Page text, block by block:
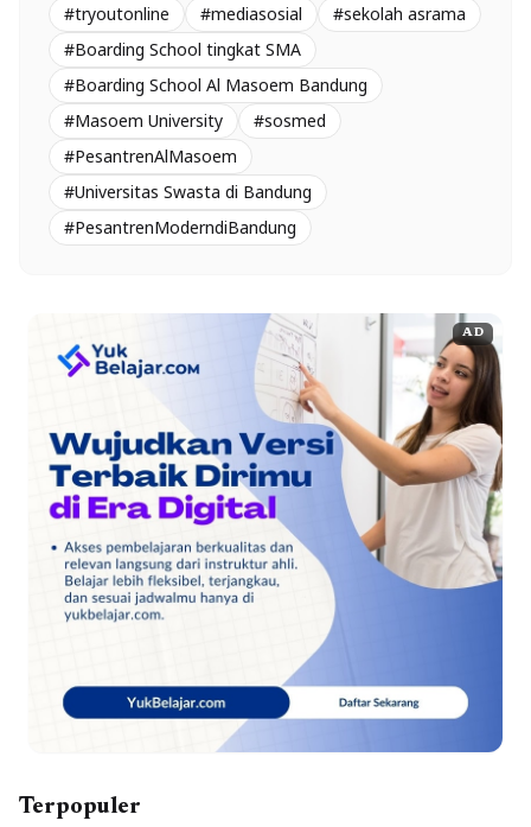
#tryoutonline #mediasosial
#sekolah asrama
#Boarding School tingkat SMA
#Boarding School Al Masoem Bandung
#Masoem University
#sosmed
#PesantrenAlMasoem
#Universitas Swasta di Bandung
#PesantrenModerndiBandung
AD
Terpopuler